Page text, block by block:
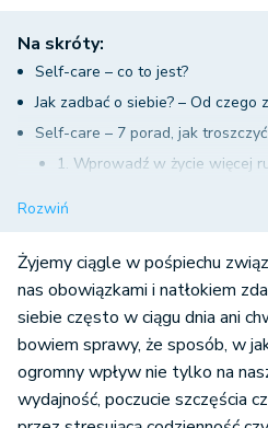
Na skróty:
Self-care – co to jest?
Jak zadbać o siebie? – Od czego
Self-care – 7 porad, jak
1. Wprowadź w życie więcej
4. Zadbaj o relaks
5. Odwiedź lekarza
6. Ogranicz stres
7. Utrzymuj relacje z ludźmi
Dlaczego warto żyć według
Rozwiń
Żyjemy ciągle w pośpiechu
nas obowiązkami i natłokiem
siebie często w ciągu dnia ani
bowiem sprawy, że sposób, w
ogromny wpływ nie tylko na
wydajność, poczucie szczęścia